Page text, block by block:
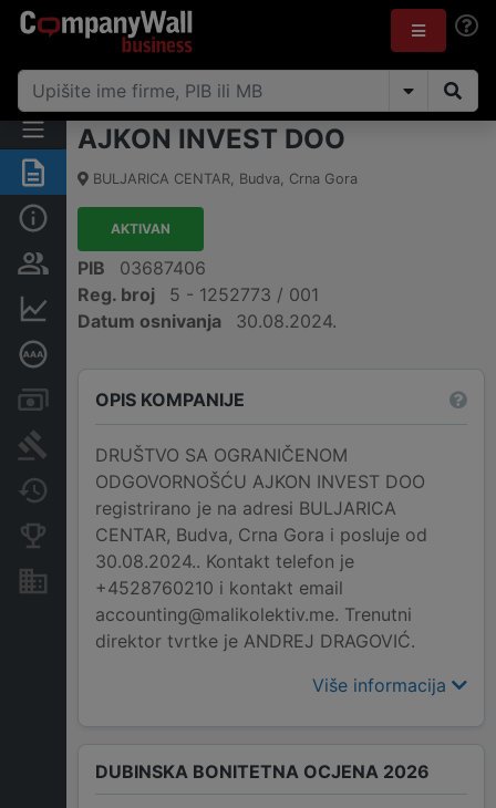
Sažetak
Osobe i vlasništvo
Finansijski podaci
Računi i blokade
Arhiva sudskih objava
Promjene
Konkurentne kompanije
Nekretnine i imovina
AJKON INVEST DOO
BULJARICA CENTAR, Budva, Crna Gora
AKTIVAN
PIB
03687406
Reg. broj
5 - 1252773 / 001
Datum osnivanja
30.08.2024.
OPIS KOMPANIJE
DRUŠTVO SA OGRANIČENOM
ODGOVORNOŠĆU AJKON INVEST DOO
registrirano je na adresi BULJARICA
CENTAR, Budva, Crna Gora i posluje od
30.08.2024.. Kontakt telefon je
+4528760210 i kontakt email
accounting@malikolektiv.me. Trenutni
direktor tvrtke je ANDREJ DRAGOVIĆ.
Više informacija
DUBINSKA BONITETNA OCJENA 2026